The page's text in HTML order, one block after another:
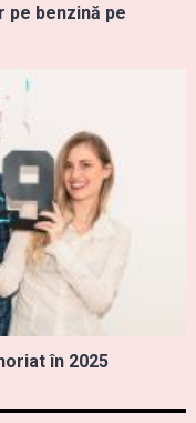
pe benzină pe
în 2025